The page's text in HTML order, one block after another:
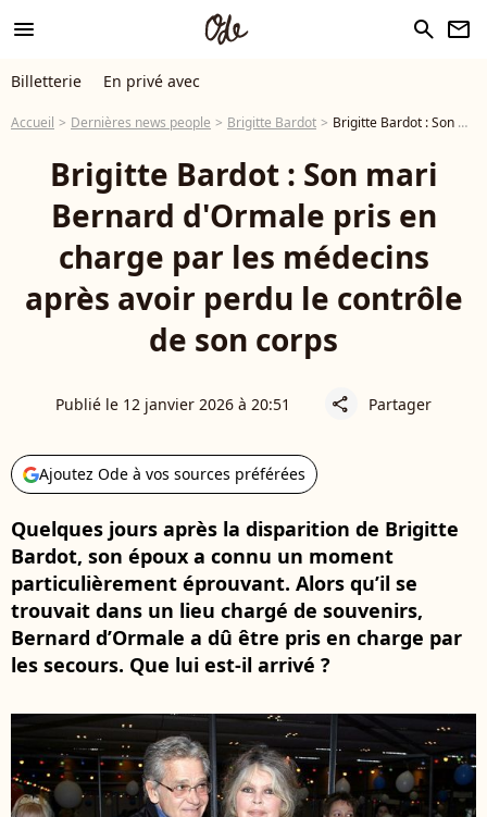
menu search newsletter
Billetterie En privé avec
Accueil Dernières news people Brigitte Bardot Brigitte Bardot : Son mari Bernard d'Ormale pris en charge par les médecins après avoir perdu le contrôle de son corps
Brigitte Bardot : Son mari
Bernard d'Ormale pris en
charge par les médecins
après avoir perdu le contrôle
de son corps
Publié le 12 janvier 2026 à 20:51 share Partager
Ajoutez Ode à vos sources préférées
Quelques jours après la disparition de Brigitte
Bardot, son époux a connu un moment
particulièrement éprouvant. Alors qu’il se
trouvait dans un lieu chargé de souvenirs,
Bernard d’Ormale a dû être pris en charge par
les secours. Que lui est-il arrivé ?